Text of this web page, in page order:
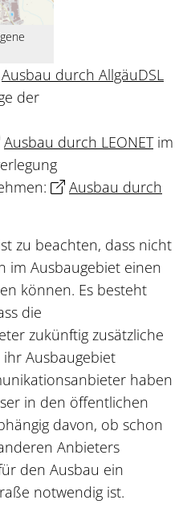
Ausbau durch AllgäuDSL
der
Ausbau durch LEONETim
Ausbau durch
zu beachten, dass nicht
im Ausbaugebiet einen
können. Es besteht
die
zukünftig zusätzliche
Ausbaugebiet
haben
in den öffentlichen
davon, ob schon
Anbieters
den Ausbau ein
notwendig ist.